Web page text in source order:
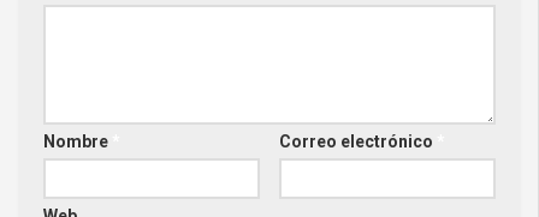
Nombre Correo electrónico